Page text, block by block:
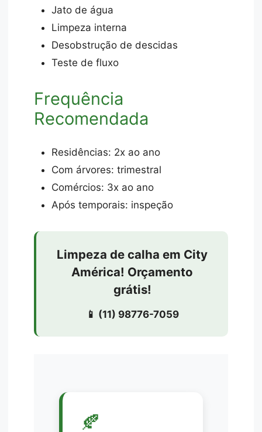
Jato de água
Limpeza interna
Desobstrução de descidas
Teste de fluxo
Frequência
Recomendada
Residências: 2x ao ano
Com árvores: trimestral
Comércios: 3x ao ano
Após temporais: inspeção
Limpeza de calha em City
América! Orçamento
grátis!
📱 (11) 98776-7059
🍂